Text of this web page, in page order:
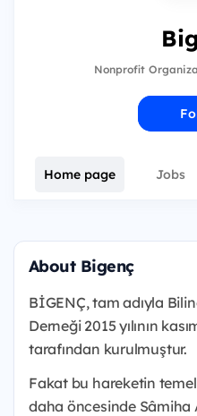
Nonprofit
Home page Jobs
About Bigenç
BİGENÇ, tam adıyla
Derneği 2015 yılının
tarafından kurulmuştur.
Fakat bu hareketin
daha öncesinde Sâmiha